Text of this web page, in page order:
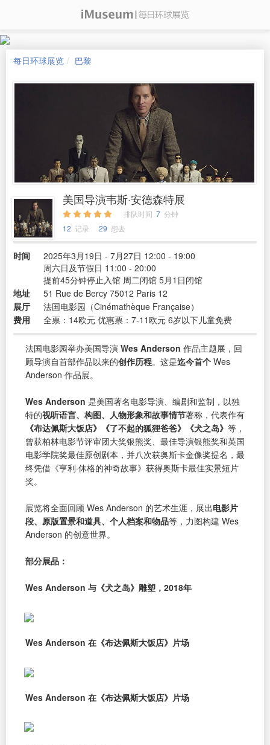
每日环球展览 巴黎
美国导演韦斯·安德森特展
排队时间 7 分钟
12 记录 29 想去
时间
2025年3月19日 - 7月27日 12:00 - 19:00
周六日及节假日 11:00 - 20:00
提前45分钟停止入馆 周二闭馆 5月1日闭馆
地址
51 Rue de Bercy 75012 Paris 12
展厅
法国电影园（Cinémathèque Française）
费用
全票：14欧元 优惠票：7-11欧元 6岁以下儿童免费
法国电影园举办美国导演 Wes Anderson 作品主题展，回
顾导演自首部作品以来的创作历程。这是迄今首个 Wes
Anderson 作品展。
Wes Anderson 是美国著名电影导演、编剧和监制，以独
特的视听语言、构图、人物形象和故事情节著称，代表作有
《布达佩斯大饭店》《了不起的狐狸爸爸》《犬之岛》 等，
曾获柏林电影节评审团大奖银熊奖、最佳导演银熊奖和英国
电影学院奖最佳原创剧本，并八次获奥斯卡金像奖提名，最
终凭借《亨利·休格的神奇故事》获得奥斯卡最佳实景短片
奖。
展览将全面回顾 Wes Anderson 的艺术生涯，展出电影片
段、原版置景和道具、个人档案和物品等，力图构建 Wes
Anderson 的创意世界。
部分展品：
Wes Anderson 与《犬之岛》雕塑，2018年
Wes Anderson 在《布达佩斯大饭店》片场
Wes Anderson 在《布达佩斯大饭店》片场